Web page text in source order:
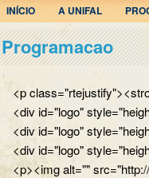
INÍCIO A UNIFAL
Programacao
<p
<div id="logo"
<div id="logo"
<div id="logo"
<p><img alt=""